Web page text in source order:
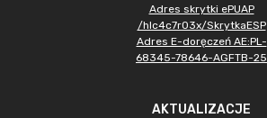
Adres skrytki ePUAP
/hlc4c7r03x/SkrytkaESP
Adres E-doręczeń AE:PL-
68345-78646-AGFTB-25
AKTUALIZACJE